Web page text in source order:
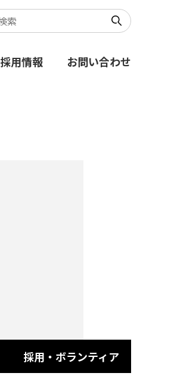
採用情報 お問い合わせ
採用・ボランティア